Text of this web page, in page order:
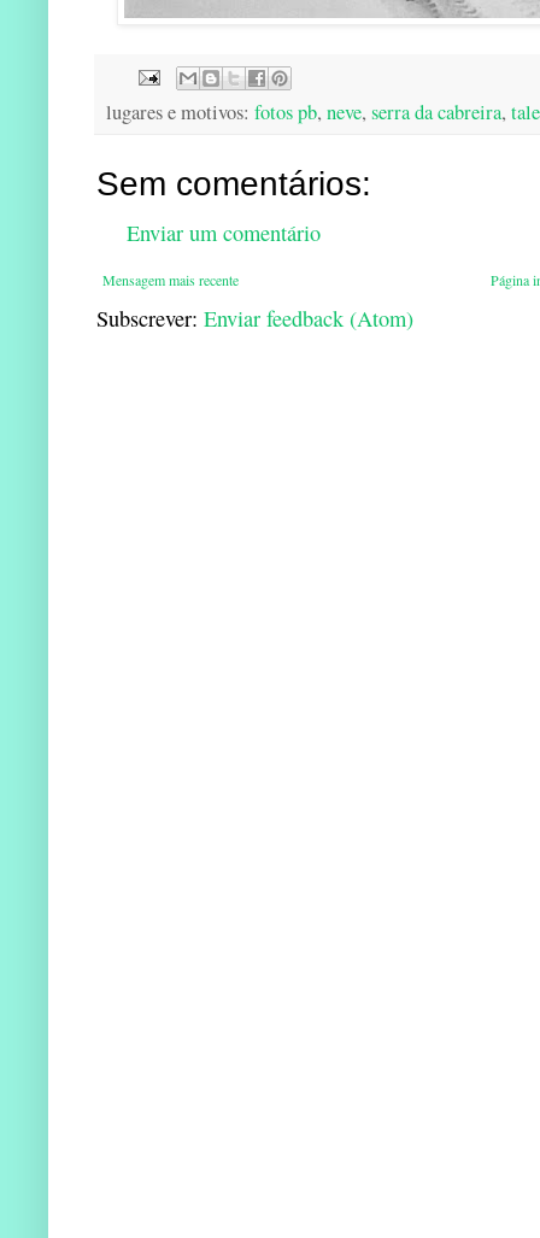
lugares e motivos: fotos pb, neve, serra da cabreira,
Sem comentários:
Enviar um comentário
Mensagem mais recente Página
Subscrever: Enviar feedback (Atom)